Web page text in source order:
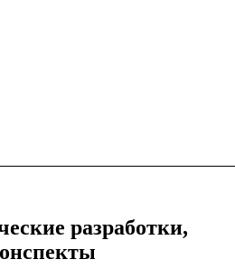
разработки,